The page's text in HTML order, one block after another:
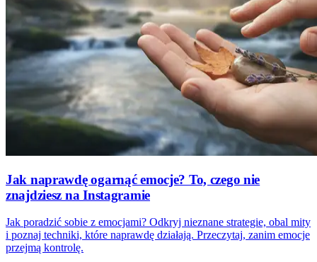
Jak naprawdę ogarnąć emocje? To, czego nie
znajdziesz na Instagramie
Jak poradzić sobie z emocjami? Odkryj nieznane strategie, obal mity
i poznaj techniki, które naprawdę działają. Przeczytaj, zanim emocje
przejmą kontrolę.